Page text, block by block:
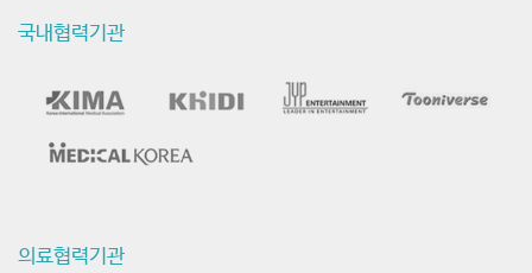
국내협력기관
의료협력기관